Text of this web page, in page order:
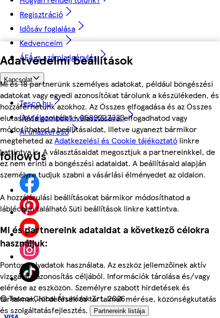
Adatvédelmi beállítások
Mi és 18 partnerünk személyes adatokat, például böngészési
adatokat vagy egyedi azonosítókat tárolunk a készülékeden, és
hozzáférhetünk azokhoz. Az Összes elfogadása és az Összes
elutasítása gombok kiválasztásával elfogadhatod vagy
módosíthatod a beállításaidat, illetve ugyanezt bármikor
megteheted azAdatkezelési és Cookie tájékoztató linkre
kattintva is. A választásaidat megosztjuk a partnereinkkel, de
ez nem érinti a böngészési adataidat. A beállításaid alapján
személyre tudjuk szabni a vásárlási élményedet az oldalon.
A hozzájárulási beállításokat bármikor módosíthatod a
láblécben található Süti beállítások linkre kattintva.
Mi és partnereink adataidat a következő célokra
használjuk:
Pontos helyadatok használata. Az eszköz jellemzőinek aktív
vizsgálata azonosítás céljából. Információk tárolása és/vagy
elérése az eszközön. Személyre szabott hirdetések és
tartalmak, hirdetések és tartalmak mérése, közönségkutatás
és szolgáltatásfejlesztés.
Partnereink listája
Regisztráció
Idősáv foglalása
Kedvenceim
ÁFÁ-s számla igénylés
Kapcsolat
Tesco.hu
Ügyfélszolgálat - 0680222333
Áruházkereső
followUs
©Tesco-Global Áruházak Zrt. 2026